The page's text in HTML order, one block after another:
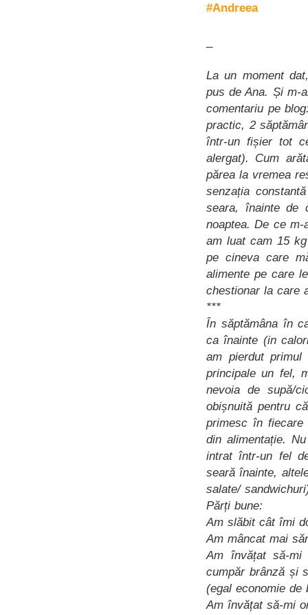
#Andreea
La un moment
pus de Ana. Și m-
comentariu pe
practic, 2
într-un fișier tot
alergat). Cum
părea la vremea
senzația
seara, înainte de
noaptea. De ce
am luat cam 15
pe cineva care
alimente pe care
chestionar la care
***
În săptămâna în
ca înainte (in
am pierdut
principale un fel,
nevoia de supă/
obișnuită pentru
primesc în
din alimentație.
intrat într-un fel
seară înainte,
salate/
Părți bune:
Am slăbit cât îmi
Am mâncat mai
Am învățat să-
cumpăr brânză și
(egal economie de
Am învățat să-mi